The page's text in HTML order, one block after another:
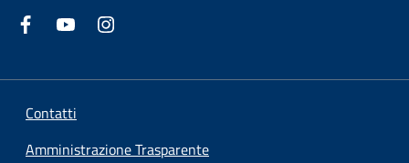
Contatti
Amministrazione Trasparente